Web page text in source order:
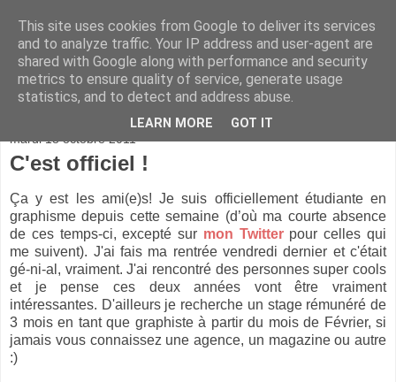
mardi 18 octobre 2011
C'est officiel !
Ça y est les ami(e)s! Je suis officiellement étudiante en
graphisme depuis cette semaine (d’où ma courte absence
de ces temps-ci, excepté sur mon Twitterpour celles qui
me suivent). J'ai fais ma rentrée vendredi dernier et c'était
gé-ni-al, vraiment. J'ai rencontré des personnes super cools
et je pense ces deux années vont être vraiment
intéressantes. D'ailleurs je recherche un stage rémunéré de
3 mois en tant que graphiste à partir du mois de Février, si
jamais vous connaissez une agence, un magazine ou autre
:)
This site uses cookies from Google to deliver its services
and to analyze traffic. Your IP address and user-agent are
shared with Google along with performance and security
metrics to ensure quality of service, generate usage
statistics, and to detect and address abuse.
LEARN MORE GOT IT